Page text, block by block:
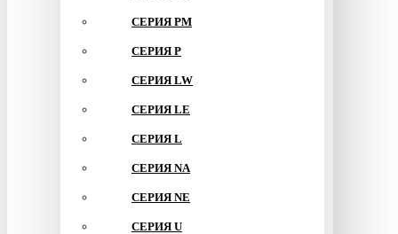
СЕРИЯ PM
СЕРИЯ P
СЕРИЯ LW
СЕРИЯ LE
СЕРИЯ L
СЕРИЯ NA
СЕРИЯ NE
СЕРИЯ U